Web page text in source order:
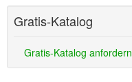
Gratis-Katalog
Gratis-Katalog anfordern